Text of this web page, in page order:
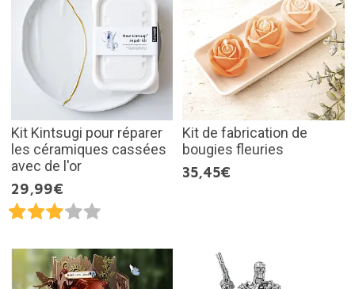
Kit Kintsugi pour réparer
les céramiques cassées
avec de l'or
29,99€
Kit de fabrication de
bougies fleuries
35,45€